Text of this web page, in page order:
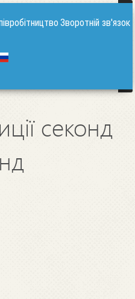
Зворотній зв'язок
секонд